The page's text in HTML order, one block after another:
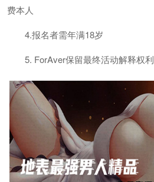
费本人
4.报名者需年满18岁
5. ForAver保留最终活动解释权利